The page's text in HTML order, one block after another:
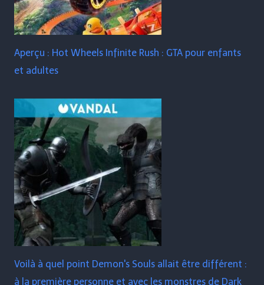
Aperçu : Hot Wheels Infinite Rush : GTA pour enfants
et adultes
Voilà à quel point Demon's Souls allait être différent :
à la première personne et avec les monstres de Dark